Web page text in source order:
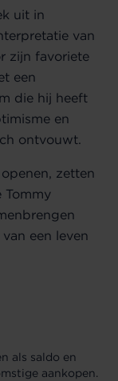
uit in
van
zijn favoriete
een
die hij heeft
en
ontvouwt.
zetten
Tommy
een leven
als saldo en
aankopen.